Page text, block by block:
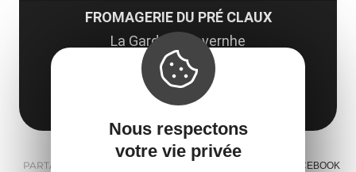
FROMAGERIE DU PRÉ CLAUX
La Gardelle, Lavernhe
12150 Sévérac d'Aveyron
Obtenir l'itinéraire
PARTAGER : FACEBOOK
Nous respectons
votre vie privée